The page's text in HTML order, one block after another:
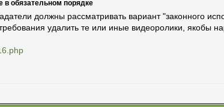
обязательном порядке
должны рассматривать вариант "законного
удалить те или иные видеоролики, якобы